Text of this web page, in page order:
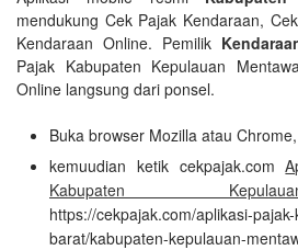
mendukung Cek Pajak Kendaraan,
Kendaraan Online. Pemilik
Pajak Kabupaten Kepulauan
Online langsung dari ponsel.
Buka browser Mozilla atau Chrome,
kemuudian ketik cekpajak.com
Kabupaten
https://cekpajak.com/aplikasi-
barat/kabupaten-kepulauan-